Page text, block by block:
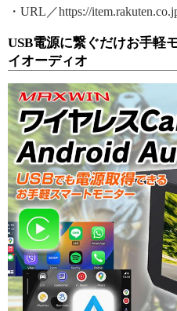
・URL／https://
USB電源に繋ぐだけお手軽
イオーディオ